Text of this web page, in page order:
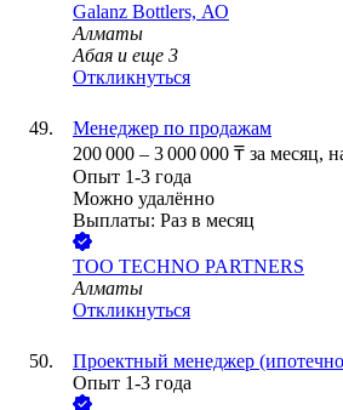
Galanz Bottlers, АО
Алматы
Абая и еще 3
Откликнуться
Менеджер по продажам
200 000 – 3 000 000 ₸ за месяц,
Опыт 1-3 года
Можно удалённо
Выплаты: Раз в месяц
ТОО TECHNO PARTNERS
Алматы
Откликнуться
Проектный менеджер
Опыт 1-3 года